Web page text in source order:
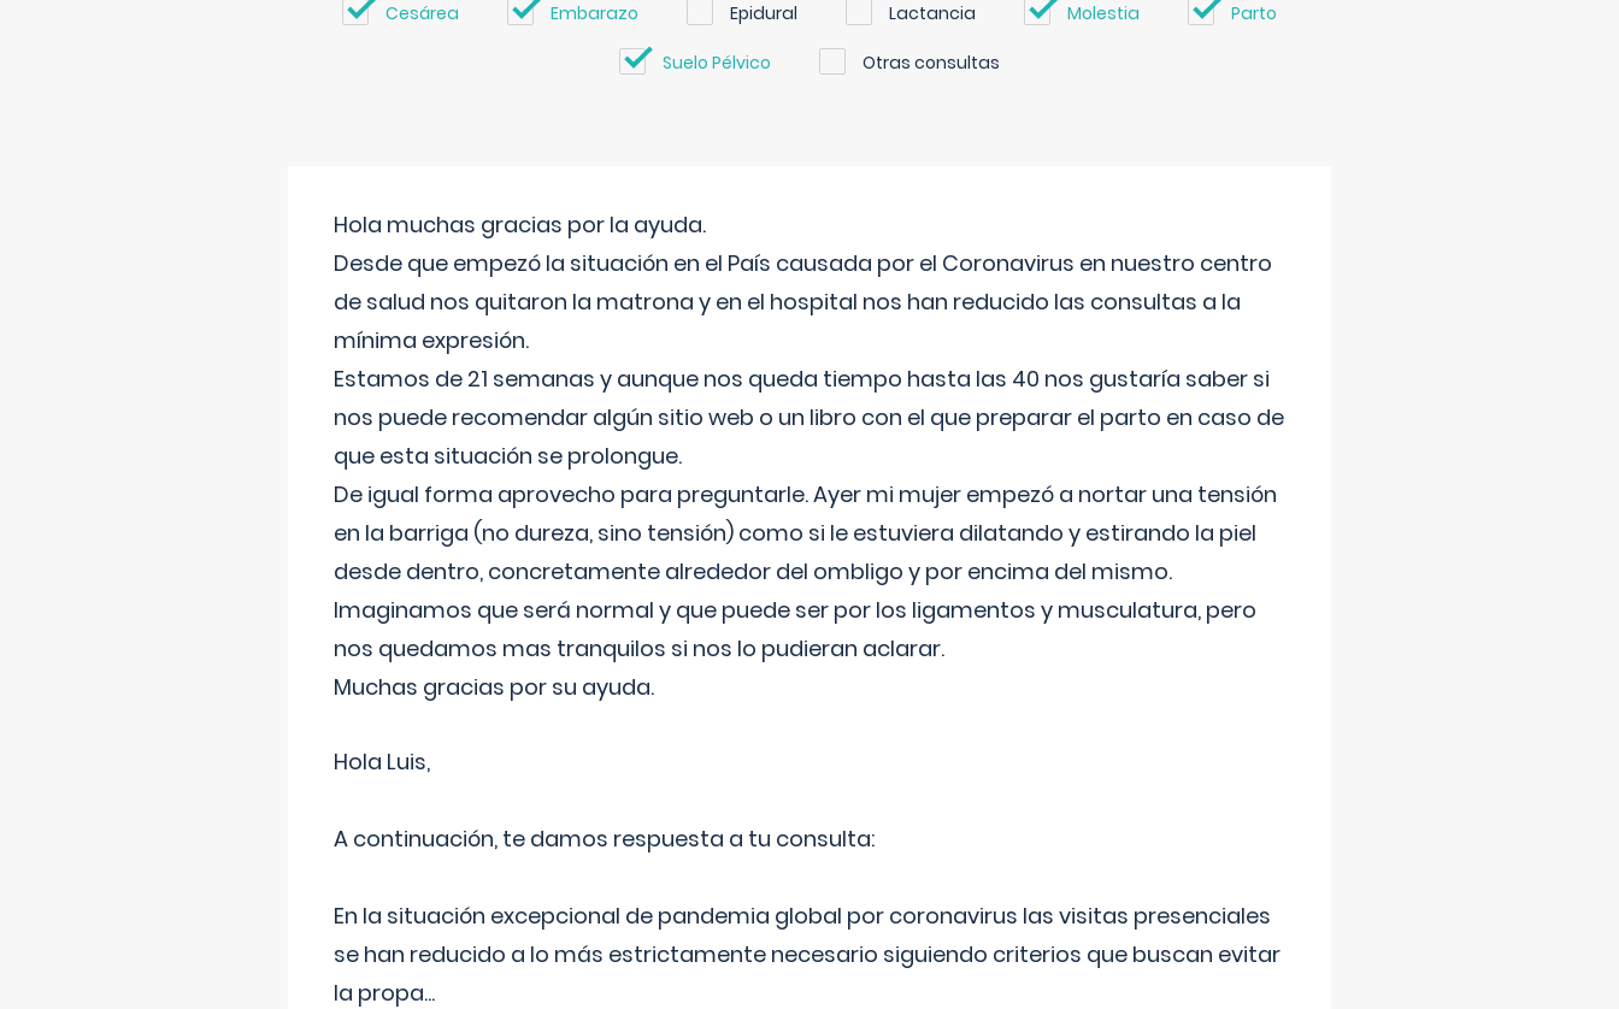
Cesárea Embarazo Epidural Lactancia Molestia Parto
Suelo Pélvico Otras consultas
Hola muchas gracias por la ayuda.
Desde que empezó la situación en el País causada por el Coronavirus en nuestro centro
de salud nos quitaron la matrona y en el hospital nos han reducido las consultas a la
mínima expresión.
Estamos de 21 semanas y aunque nos queda tiempo hasta las 40 nos gustaría saber si
nos puede recomendar algún sitio web o un libro con el que preparar el parto en caso de
que esta situación se prolongue.
De igual forma aprovecho para preguntarle. Ayer mi mujer empezó a nortar una tensión
en la barriga (no dureza, sino tensión) como si le estuviera dilatando y estirando la piel
desde dentro, concretamente alrededor del ombligo y por encima del mismo.
Imaginamos que será normal y que puede ser por los ligamentos y musculatura, pero
nos quedamos mas tranquilos si nos lo pudieran aclarar.
Muchas gracias por su ayuda.
Hola Luis,
A continuación, te damos respuesta a tu consulta:
En la situación excepcional de pandemia global por coronavirus las visitas presenciales
se han reducido a lo más estrictamente necesario siguiendo criterios que buscan evitar
la propa...